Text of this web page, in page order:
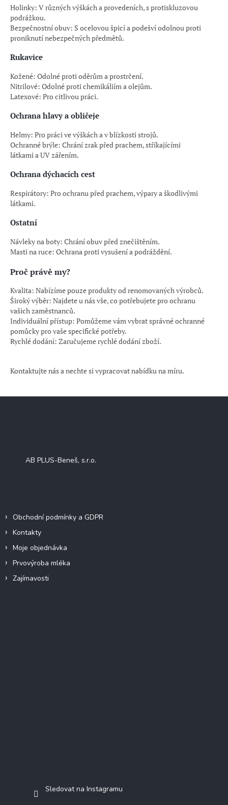
Holinky: V různých výškách a provedeních, s protiskluzovou
podrážkou.
Bezpečnostní obuv: S ocelovou špicí a podešví odolnou proti
proniknutí nebezpečných předmětů.
Rukavice
Kožené: Odolné proti oděrům a prostrčení.
Nitrilové: Odolné proti chemikáliím a olejům.
Latexové: Pro citlivou práci.
Ochrana hlavy a obličeje
Helmy: Pro práci ve výškách a v blízkosti strojů.
Ochranné brýle: Chrání zrak před prachem, stříkajícími
látkami a UV zářením.
Ochrana dýchacích cest
Respirátory: Pro ochranu před prachem, výpary a škodlivými
látkami.
Ostatní
Návleky na boty: Chrání obuv před znečištěním.
Masti na ruce: Ochrana proti vysušení a podráždění.
Proč právě my?
Kvalita: Nabízíme pouze produkty od renomovaných výrobců.
Široký výběr: Najdete u nás vše, co potřebujete pro ochranu
vašich zaměstnanců.
Individuální přístup: Pomůžeme vám vybrat správné ochranné
pomůcky pro vaše specifické potřeby.
Rychlé dodání: Zaručujeme rychlé dodání zboží.
Kontaktujte nás a nechte si vypracovat nabídku na míru.
Z
AB PLUS-Beneš, s.r.o.
Obchodní podmínky a GDPR
Kontakty
Moje objednávka
Prvovýroba mléka
Zajímavosti
Sledovat na Instagramu